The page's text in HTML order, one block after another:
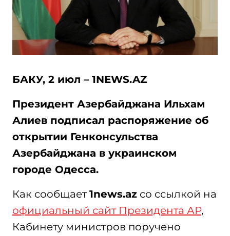
БАКУ, 2 июл – 1NEWS.AZ
Президент Азербайджана Ильхам
Алиев подписал распоряжение об
открытии Генконсульства
Азербайджана в украинском
городе Одесса.
Как сообщает1news.az со ссылкой на
официальный сайт Президента АР,
Кабинету министров поручено